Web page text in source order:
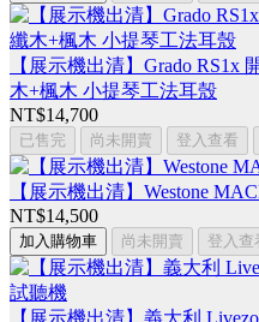
【展示機出清】Grado RS1x
木+楓木 小提琴工法耳殼
NT$14,700
已售完 尚未開賣 登入查看
【展示機出清】Westone
NT$14,500
加入購物車 尚未開賣 登入查
【展示機出清】義大利